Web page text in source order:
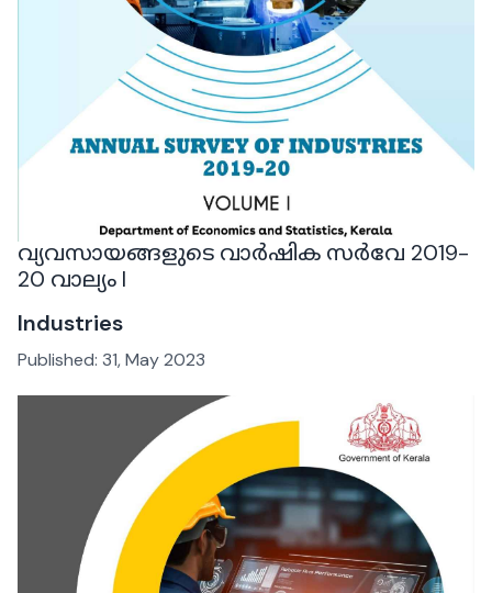
വ്യവസായങ്ങളുടെ വാർഷിക സർവേ 2019-
20 വാല്യം I
Industries
Published: 31, May 2023